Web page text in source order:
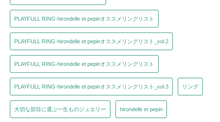
PLAYFULL RING-hirondelle et pepinオススメリングリスト
PLAYFULL RING-hirondelle et pepinオススメリングリスト_vol.2
PLAYFULL RING-hirondelle et pepinオススメリングリスト
PLAYFULL RING-hirondelle et pepinオススメリングリスト_vol.3 リング
大切な節目に選ぶ一生ものジュエリー hirondelle et pepin